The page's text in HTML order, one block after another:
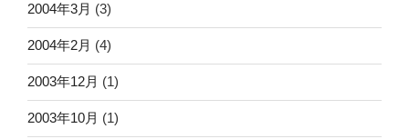
2004年3月 (3)
2004年2月 (4)
2003年12月 (1)
2003年10月 (1)